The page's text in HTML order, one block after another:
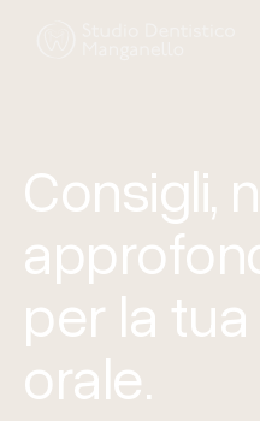
Consigli,
per la
orale.